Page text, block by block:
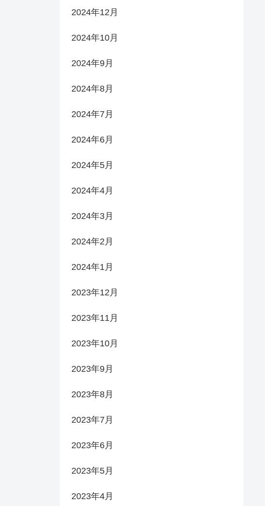
2024年12月
2024年10月
2024年9月
2024年8月
2024年7月
2024年6月
2024年5月
2024年4月
2024年3月
2024年2月
2024年1月
2023年12月
2023年11月
2023年10月
2023年9月
2023年8月
2023年7月
2023年6月
2023年5月
2023年4月